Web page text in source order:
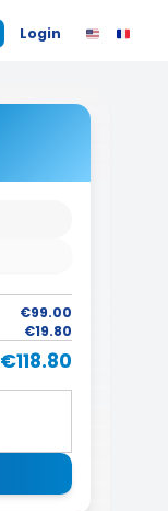
Login
€99.00
€19.80
€118.80